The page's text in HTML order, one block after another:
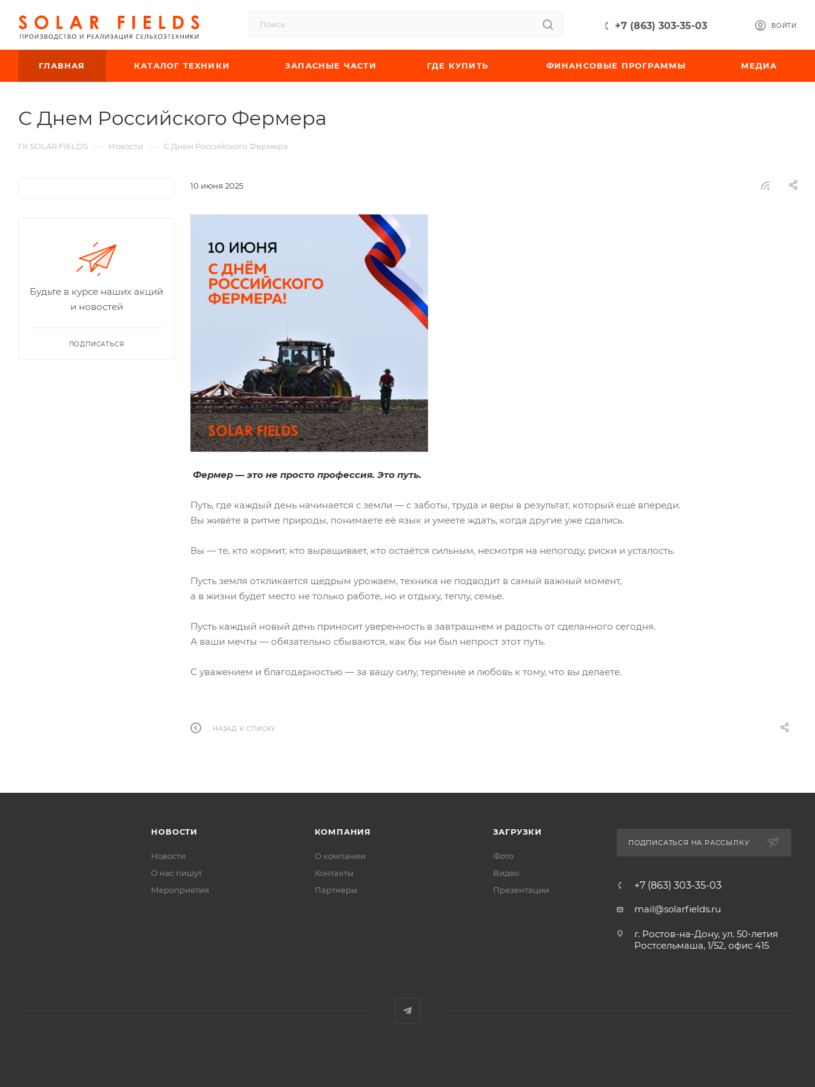
ВОЙТИ
+7 (863) 303-35-03
ГЛАВНАЯ КАТАЛОГ ТЕХНИКИ ЗАПАСНЫЕ ЧАСТИ ГДЕ КУПИТЬ ФИНАНСОВЫЕ ПРОГРАММЫ МЕДИА
С Днем Российского Фермера
ГК SOLAR FIELDS — Новости — С Днем Российского Фермера
10 июня 2025
Фермер — это не просто профессия. Это путь.
Путь, где каждый день начинается с земли — с заботы, труда и веры в результат, который ещё впереди.
Вы живёте в ритме природы, понимаете её язык и умеете ждать, когда другие уже сдались.
Вы — те, кто кормит, кто выращивает, кто остаётся сильным, несмотря на непогоду, риски и усталость.
Пусть земля откликается щедрым урожаем, техника не подводит в самый важный момент,
а в жизни будет место не только работе, но и отдыху, теплу, семье.
Пусть каждый новый день приносит уверенность в завтрашнем и радость от сделанного сегодня.
А ваши мечты — обязательно сбываются, как бы ни был непрост этот путь.
С уважением и благодарностью — за вашу силу, терпение и любовь к тому, что вы делаете.
НАЗАД К СПИСКУ
Будьте в курсе наших акций
и новостей
ПОДПИСАТЬСЯ
НОВОСТИ
Новости
О нас пишут
Мероприятия
КОМПАНИЯ
О компании
Контакты
Партнеры
ЗАГРУЗКИ
Фото
Видео
Презентации
ПОДПИСАТЬСЯ НА РАССЫЛКУ
+7 (863) 303-35-03
mail@solarfields.ru
г. Ростов-на-Дону, ул. 50-летия
Ростсельмаша, 1/52, офис 415